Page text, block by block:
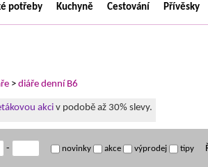
potřeby Kuchyně Cestování Přívěsky
> diáře denní B6
akciv podobě až 30% slevy.
- novinky akce výprodej tipy